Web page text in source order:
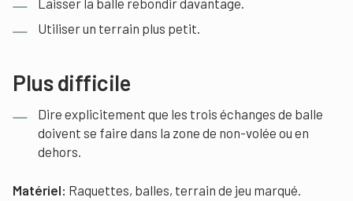
Laisser la balle rebondir davantage.
Utiliser un terrain plus petit.
Plus difficile
Dire explicitement que les trois échanges de balle
doivent se faire dans la zone de non-volée ou en
dehors.
Matériel: Raquettes, balles, terrain de jeu marqué.